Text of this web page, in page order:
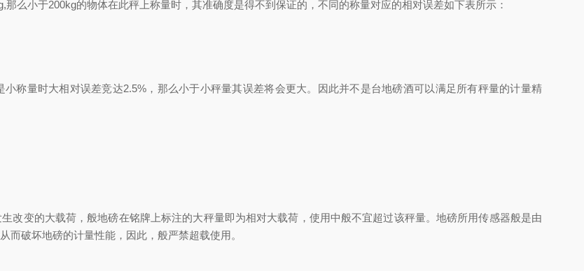
么小于200kg的物体在此秤上称量时，其准确度是得不到保证的，不同的称量对应的相对误差如下表所示：
量时大相对误差竞达2.5%，那么小于小秤量其误差将会更大。因此并不是台地磅酒可以满足所有秤量的计量精
变的大载荷，般地磅在铭牌上标注的大秤量即为相对大载荷，使用中般不宜超过该秤量。地磅所用传感器般是由
破坏地磅的计量性能，因此，般严禁超载使用。